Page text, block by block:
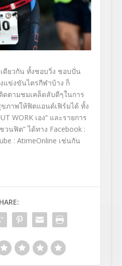
ดียวกัน ทั้งชอบวิ่ง ชอบปั่น
แข่งขันไตรกีฬาบ้าง ก็
ดตามชมเคล็ดลับดีๆในการ
ภาพให้ฟิตแอนด์เฟิร์มได้ ทั้ง
WORK เอง” และรายการ
ชวนฟิต” ได้ทาง Facebook :
: AtimeOnline เช่นกัน